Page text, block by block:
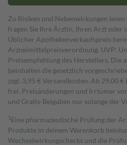
Zu Risiken und Nebenwirkungen lesen
fragen Sie Ihre Ärztin, Ihren Arzt oder
Üblicher Apothekenverkaufspreis
Arzneimittelpreisverordnung. UVP:
Preisempfehlung des Herstellers. Die
beinhalten die gesetzlich
zzgl. 3,95 € Versandkosten. Ab 29,00
frei. Preisänderungen und Irrtümer
und Gratis-Beigaben nur solange der
1 Eine pharmazeutische Prüfung der
Produkte in deinem Warenkorb
Wechselwirkungschecks und die